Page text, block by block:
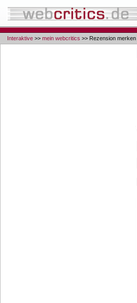
Interaktive >> mein webcritics >> Rezension merken